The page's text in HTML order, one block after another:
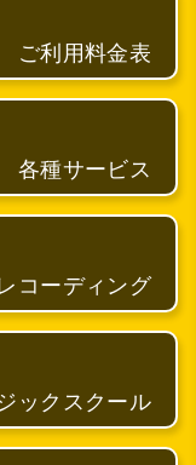
ご利用料金表
各種サービス
コーディング
ックスクール